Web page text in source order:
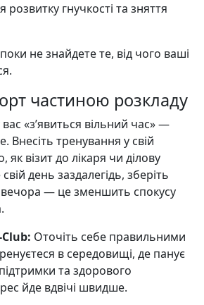
розвитку гнучкості та зняття
не знайдете те, від чого ваші
частиною розкладу
«з’явиться вільний час» —
Внесіть тренування у свій
візит до лікаря чи ділову
день заздалегідь, зберіть
вечора — це зменшить спокусу
Оточіть себе правильними
в середовищі, де панує
та здорового
йде вдвічі швидше.